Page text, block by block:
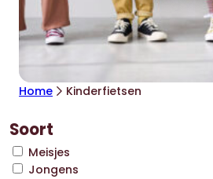
Home Kinderfietsen
Soort
Meisjes
Jongens